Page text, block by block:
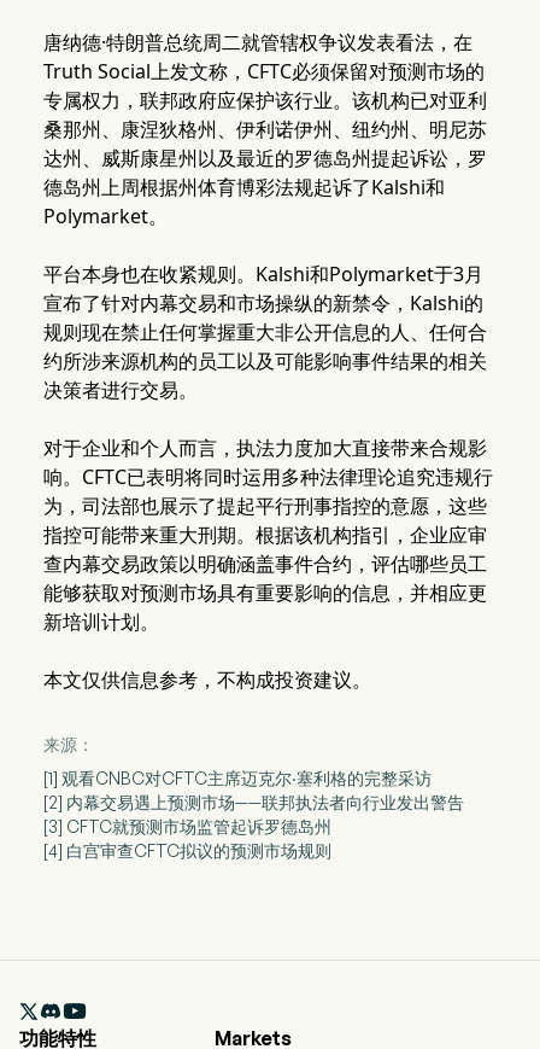
唐纳德·特朗普总统周二就管辖权争议发表看法，在
Truth Social上发文称，CFTC必须保留对预测市场的
专属权力，联邦政府应保护该行业。该机构已对亚利
桑那州、康涅狄格州、伊利诺伊州、纽约州、明尼苏
达州、威斯康星州以及最近的罗德岛州提起诉讼，罗
德岛州上周根据州体育博彩法规起诉了Kalshi和
Polymarket。
平台本身也在收紧规则。Kalshi和Polymarket于3月
宣布了针对内幕交易和市场操纵的新禁令，Kalshi的
规则现在禁止任何掌握重大非公开信息的人、任何合
约所涉来源机构的员工以及可能影响事件结果的相关
决策者进行交易。
对于企业和个人而言，执法力度加大直接带来合规影
响。CFTC已表明将同时运用多种法律理论追究违规行
为，司法部也展示了提起平行刑事指控的意愿，这些
指控可能带来重大刑期。根据该机构指引，企业应审
查内幕交易政策以明确涵盖事件合约，评估哪些员工
能够获取对预测市场具有重要影响的信息，并相应更
新培训计划。
本文仅供信息参考，不构成投资建议。
来源：
[1] 观看CNBC对CFTC主席迈克尔·塞利格的完整采访
[2] 内幕交易遇上预测市场——联邦执法者向行业发出警告
[3] CFTC就预测市场监管起诉罗德岛州
[4] 白宫审查CFTC拟议的预测市场规则

功能特性
Markets